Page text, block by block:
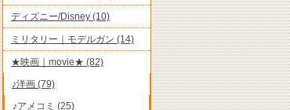
ディズニー/Disney (10)
ミリタリー｜モデルガン (14)
★映画｜movie★ (82)
♪洋画 (79)
♪アメコミ (25)